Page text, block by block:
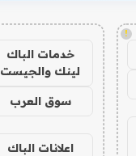
!
خدمات الباك
لينك والجيست
سوق العرب
اعلانات الباك